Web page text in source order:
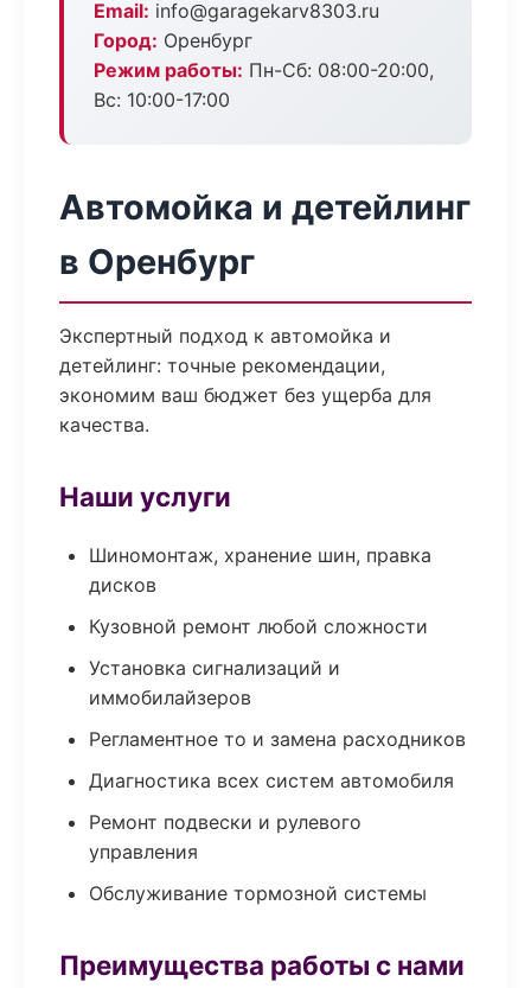
Email: info@garagekarv8303.ru
Город: Оренбург
Режим работы: Пн-Сб: 08:00-20:00,
Вс: 10:00-17:00
Автомойка и детейлинг
в Оренбург
Экспертный подход к автомойка и
детейлинг: точные рекомендации,
экономим ваш бюджет без ущерба для
качества.
Наши услуги
Шиномонтаж, хранение шин, правка
дисков
Кузовной ремонт любой сложности
Установка сигнализаций и
иммобилайзеров
Регламентное то и замена расходников
Диагностика всех систем автомобиля
Ремонт подвески и рулевого
управления
Обслуживание тормозной системы
Преимущества работы с нами